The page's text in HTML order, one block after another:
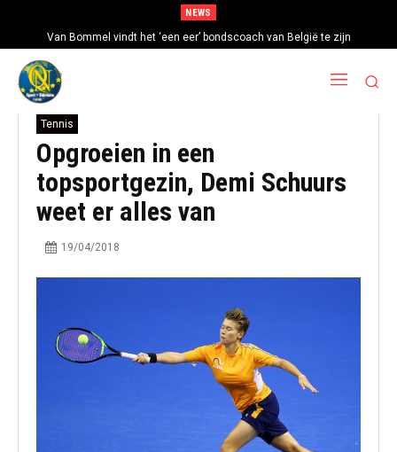
NEWS
Van Bommel vindt het ‘een eer’ bondscoach van België te zijn
Tennis
Opgroeien in een
topsportgezin, Demi Schuurs
weet er alles van
19/04/2018